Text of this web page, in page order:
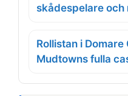
skådespelare och
Rollistan i Domare
Mudtowns fulla